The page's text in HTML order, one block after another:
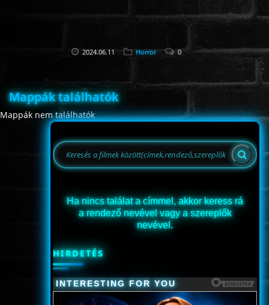
www.onlinefilmvilag2.eu,Copyright © 2017-2026 Az oldal nem tárol
semmilyen jogsértő tartalmat. Minden adat külső forrásból származik |
Frissítve: 2026.07.27|Fel ↑
2024.06.11 Horror 0
Mappák találhatók
Mappák nem találhatók
Ha nincs találat a címmel, akkor keress rá
a rendező nevével vagy a szereplők
nevével.
HIRDETÉS